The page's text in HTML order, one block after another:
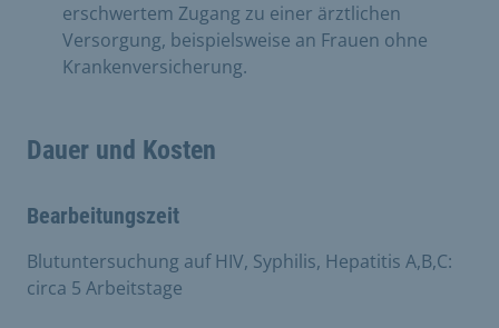
erschwertem Zugang zu einer ärztlichen
Versorgung, beispielsweise an Frauen ohne
Krankenversicherung.
Dauer und Kosten
Bearbeitungszeit
Blutuntersuchung auf HIV, Syphilis, Hepatitis A,B,C:
circa 5 Arbeitstage